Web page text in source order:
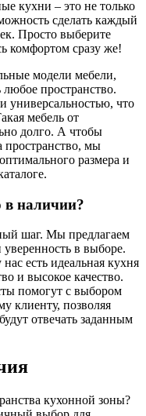
кухни – это не только
сделать каждый
Просто выберите
комфортом сразу же!
модели мебели,
любое пространство.
универсальностью, что
мебель от
долго. А чтобы
пространство, мы
размера и
в наличии?
шаг. Мы предлагаем
в выборе.
есть идеальная кухня
и высокое качество.
помогут с выбором
клиенту, позволяя
отвечать заданным
кухонной зоны?